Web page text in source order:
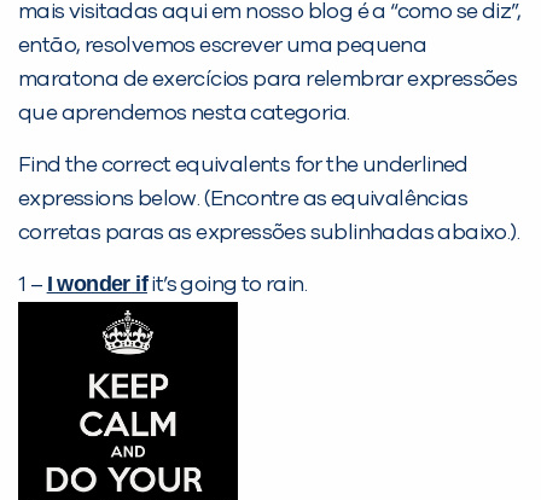
mais visitadas aqui em nosso blog é a “como se diz”,
então, resolvemos escrever uma pequena
maratona de exercícios para relembrar expressões
que aprendemos nesta categoria.
Find the correct equivalents for the underlined
expressions below. (Encontre as equivalências
corretas paras as expressões sublinhadas abaixo.).
1 – I wonder ifit’s going to rain.
PEÇA UMA DEMONSTRAÇÃO DE MÉTODO
Desculpe!
Não encontramos nenhuma unidade
inFlux nesta cidade ou bairro que
você digitou.